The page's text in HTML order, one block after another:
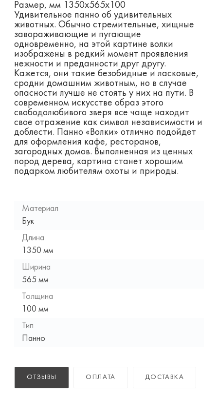
Размер, мм 1350х565х100
Удивительное панно об удивительных
животных. Обычно стремительные, хищные
завораживающие и пугающие
одновременно, на этой картине волки
изображены в редкий момент проявления
нежности и преданности друг другу.
Кажется, они такие безобидные и ласковые,
сродни домашним животным, но в случае
опасности лучше не стоять у них на пути. В
современном искусстве образ этого
свободолюбивого зверя все чаще находит
свое отражение как символ независимости и
доблести. Панно «Волки» отлично подойдет
для оформления кафе, ресторанов,
загородных домов. Выполненная из ценных
пород дерева, картина станет хорошим
подарком любителям охоты и природы.
Материал
Бук
Длина
1350 мм
Ширина
565 мм
Толщина
100 мм
Тип
Панно
ОТЗЫВЫ ОПЛАТА ДОСТАВКА